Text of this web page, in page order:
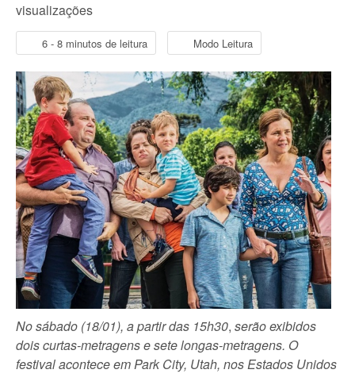
visualizações
6 - 8 minutos de leitura Modo Leitura
No sábado (18/01), a partir das 15h30, serão exibidos
dois curtas-metragens e sete longas-metragens. O
festival acontece em Park City, Utah, nos Estados Unidos